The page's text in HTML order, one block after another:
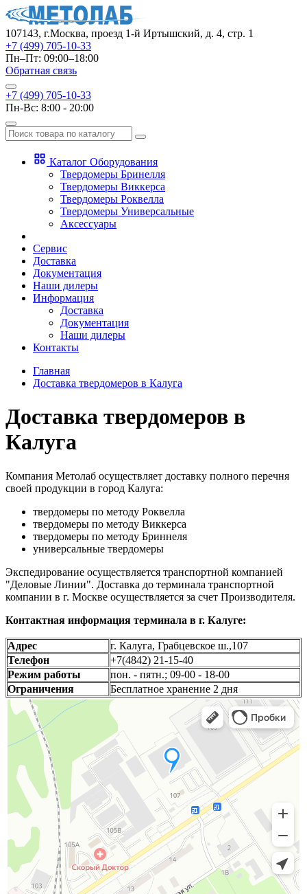
107143, г.Москва, проезд 1-й Иртышский, д. 4, стр. 1
+7 (499) 705-10-33
Пн–Пт: 09:00–18:00
Обратная связь
+7 (499) 705-10-33
Пн-Вс: 8:00 - 20:00
Каталог Оборудования
Твердомеры Бринелля
Твердомеры Виккерса
Твердомеры Роквелла
Твердомеры Универсальные
Аксессуары
Сервис
Доставка
Документация
Наши дилеры
Информация
Доставка
Документация
Наши дилеры
Контакты
Главная
Доставка твердомеров в Калуга
Доставка твердомеров в
Калуга
Компания Метолаб осуществляет доставку полного перечня
своей продукции в город Калуга:
твердомеры по методу Роквелла
твердомеры по методу Виккерса
твердомеры по методу Бриннеля
универсальные твердомеры
Экспедирование осуществляется транспортной компанией
"Деловые Линии". Доставка до терминала транспортной
компании в г. Москве осуществляется за счет Производителя.
Контактная информация терминала в г. Калуге:
Адрес
г. Калуга, Грабцевское ш.,107
Телефон
+7(4842) 21-15-40
Режим работы
пон. - пятн.; 09-00 - 18-00
Ограничения
Бесплатное хранение 2 дня